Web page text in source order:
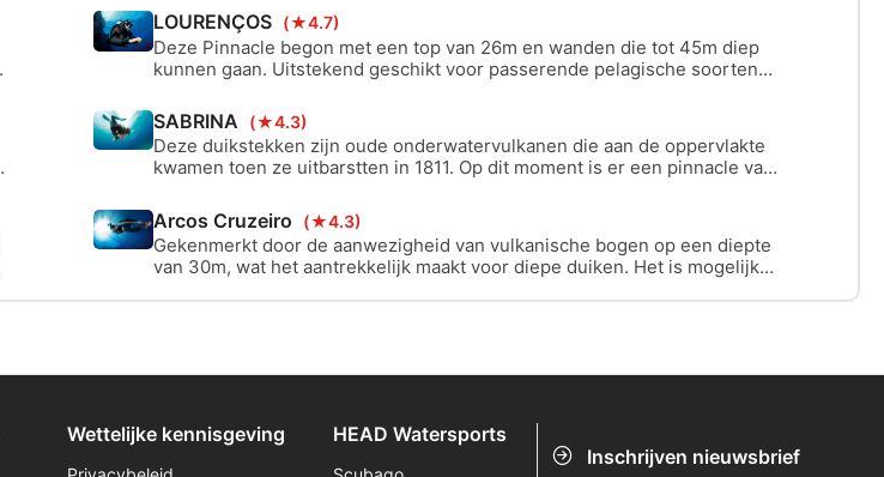
binnenin geen penetratie.
LOURENÇOS (★4.7)
Deze Pinnacle begon met een top van 26m en wanden die tot 45m diep
kunnen gaan. Uitstekend geschikt voor passerende pelagische soorten
SABRINA (★4.3)
Deze duikstekken zijn oude onderwatervulkanen die aan de oppervlakte
kwamen toen ze uitbarstten in 1811. Op dit moment is er een pinnacle van
Arcos Cruzeiro (★4.3)
Gekenmerkt door de aanwezigheid van vulkanische bogen op een diepte
van 30m, wat het aantrekkelijk maakt voor diepe duiken. Het is mogelijk
Inschrijven nieuwsbrief
Wettelijke kennisgeving HEAD Watersports